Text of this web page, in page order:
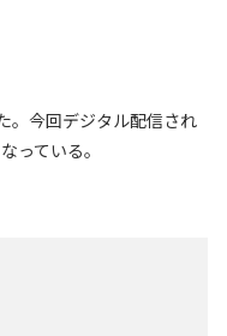
た。今回デジタル配信され
っている。